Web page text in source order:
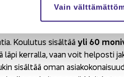
Vain
Kou­lu­tus si­säl­tää yli 60
ker­ral­la, vaan voit hel­pos­ti
si­säl­tää oman